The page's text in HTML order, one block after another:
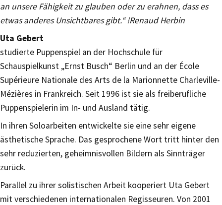
an unsere Fähigkeit zu glauben oder zu erahnen, dass es
etwas anderes Unsichtbares gibt.“ !Renaud Herbin
Uta Gebert
studierte Puppenspiel an der Hochschule für
Schauspielkunst „Ernst Busch“ Berlin und an der École
Supérieure Nationale des Arts de la Marionnette Charleville-
Mézières in Frankreich. Seit 1996 ist sie als freiberufliche
Puppenspielerin im In- und Ausland tätig.
In ihren Soloarbeiten entwickelte sie eine sehr eigene
ästhetische Sprache. Das gesprochene Wort tritt hinter den
sehr reduzierten, geheimnisvollen Bildern als Sinnträger
zurück.
Parallel zu ihrer solistischen Arbeit kooperiert Uta Gebert
mit verschiedenen internationalen Regisseuren. Von 2001